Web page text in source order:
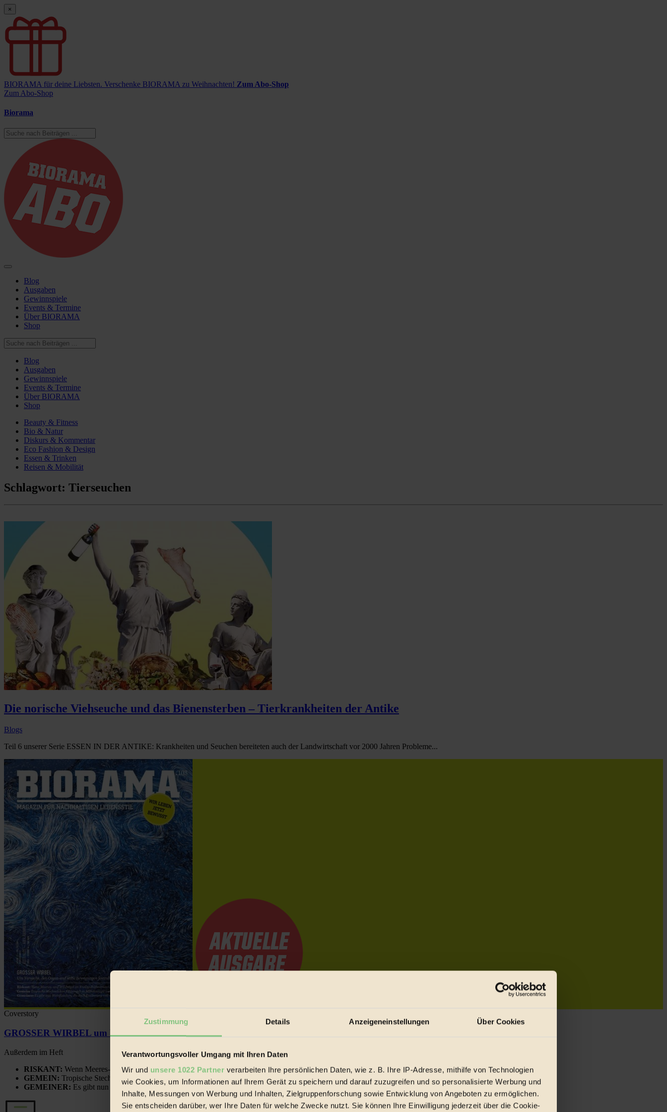
Zustimmung Details Anzeigeneinstellungen Über Cookies
Verantwortungsvoller Umgang mit Ihren Daten
Wir und unsere 1022 Partner verarbeiten Ihre persönlichen Daten, wie z. B. Ihre IP-Adresse, mithilfe von Technologien
wie Cookies, um Informationen auf Ihrem Gerät zu speichern und darauf zuzugreifen und so personalisierte Werbung und
Inhalte, Messungen von Werbung und Inhalten, Zielgruppenforschung sowie Entwicklung von Angeboten zu ermöglichen.
Sie entscheiden darüber, wer Ihre Daten für welche Zwecke nutzt. Sie können Ihre Einwilligung jederzeit über die Cookie-
×
BIORAMA für deine Liebsten. Verschenke BIORAMA zu Weihnachten! Zum Abo-Shop
Zum Abo-Shop
Biorama
Blog
Ausgaben
Gewinnspiele
Events & Termine
Über BIORAMA
Shop
Blog
Ausgaben
Gewinnspiele
Events & Termine
Über BIORAMA
Shop
Beauty & Fitness
Bio & Natur
Diskurs & Kommentar
Eco Fashion & Design
Essen & Trinken
Reisen & Mobilität
Schlagwort: Tierseuchen
Die norische Viehseuche und das Bienensterben – Tierkrankheiten der Antike
Blogs
Teil 6 unserer Serie ESSEN IN DER ANTIKE: Krankheiten und Seuchen bereiteten auch der Landwirtschaft vor 2000 Jahren Probleme...
Coverstory
GROSSER WIRBEL um Versuche, den Ozean und seine Bewegungen festzuhalten.
Außerdem im Heft
RISKANT: Wenn Meeres- und Wildvögel im Freilandhühnerbetrieb vorbeischauen.
GEMEIN: Tropische Stechmücken fühlen sich in Mitteleuropa inziwschen oft zu Hause.
GEMEINER: Es gibt nun Weinflaschen, die nach Entleerung voll wieder zu dir zurückkommen.